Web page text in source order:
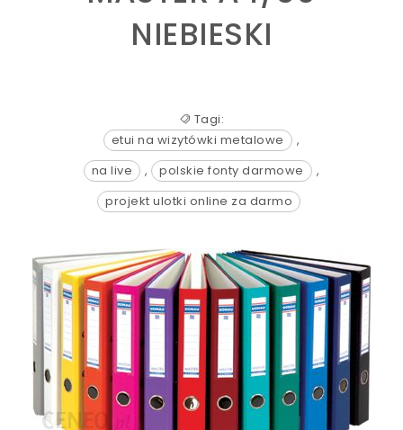
NIEBIESKI
Tagi:
etui na wizytówki metalowe
,
na live
, polskie fonty darmowe
,
projekt ulotki online za darmo